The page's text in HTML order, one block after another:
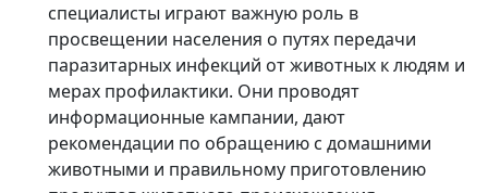
специалисты играют важную роль в
просвещении населения о путях передачи
паразитарных инфекций от животных к людям и
мерах профилактики. Они проводят
информационные кампании, дают
рекомендации по обращению с домашними
животными и правильному приготовлению